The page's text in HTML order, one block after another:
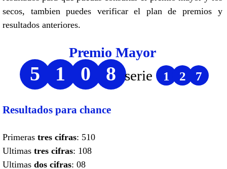
secos, tambien puedes verificar el plan de premios y
resultados anteriores.
Premio Mayor
5 1 0 8 serie 1 2 7
Resultados para chance
Primeras tres cifras: 510
Ultimas tres cifras: 108
Ultimas dos cifras: 08